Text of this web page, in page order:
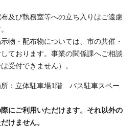
及び執務室等への立ち入りはご遠慮
物・配布物については、市の共催・
ております。事業の関係課へご相談
受付できません）。
所：立体駐車場1階 バス駐車スペー
にご利用いただけます。それ以外の
けません。